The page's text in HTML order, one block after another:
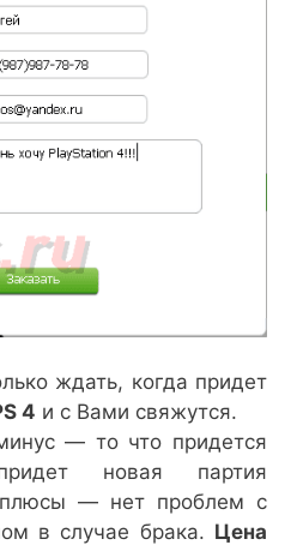
ждать, когда придет
4 и с Вами свяжутся.
— то что придется
новая партия
— нет проблем с
в случае брака. Цена